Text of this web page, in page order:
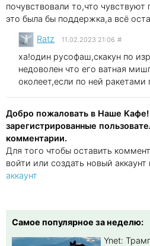
почувствовали то,что
это была бы поддержка,а всё
Ratz 11.02.2023 21:06 #
ха!один русофаш,скакун по
недоволен что его ватная
околеет,если по ней ракетами
Добро пожаловать в Наше Кафе!
зарегистрированные
комментарии.
Для того чтобы оставить
войти или создать новый аккаунт
аккаунт
Самое популярное за неделю:
Ynet: